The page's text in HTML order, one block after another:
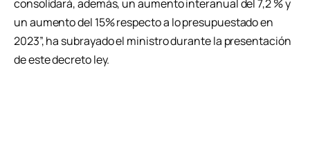
consolidará, además, un aumento interanual del 7,2 % y
un aumento del 15% respecto a lo presupuestado en
2023”, ha subrayado el ministro durante la presentación
de este decreto ley.